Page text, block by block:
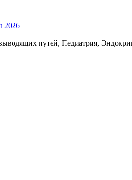
2026
путей, Педиатрия,